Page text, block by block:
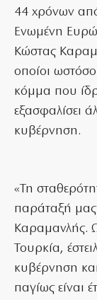
44 χρόνων
Ενωμένη
Κώστας
οποίοι
κόμμα που
εξασφαλίσει
κυβέρνηση.
«Τη
παράταξή μας
Καραμανλής.
Τουρκία,
κυβέρνηση
παγίως είναι